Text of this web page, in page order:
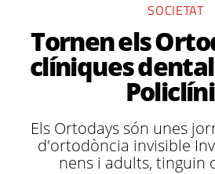
SOCIETAT
Tornen els
clíniques
Els Ortodays són unes
d'ortodòncia invisible
nens i adults, tinguin